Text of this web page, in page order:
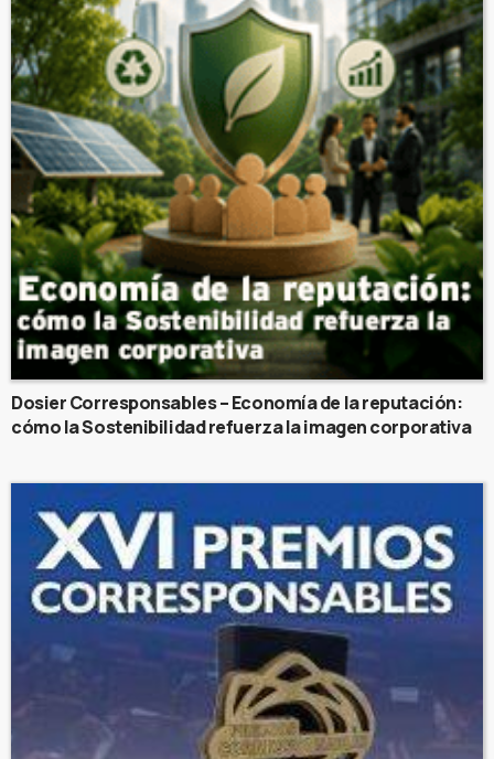
Dosier Corresponsables – Economía de la reputación:
cómo la Sostenibilidad refuerza la imagen corporativa